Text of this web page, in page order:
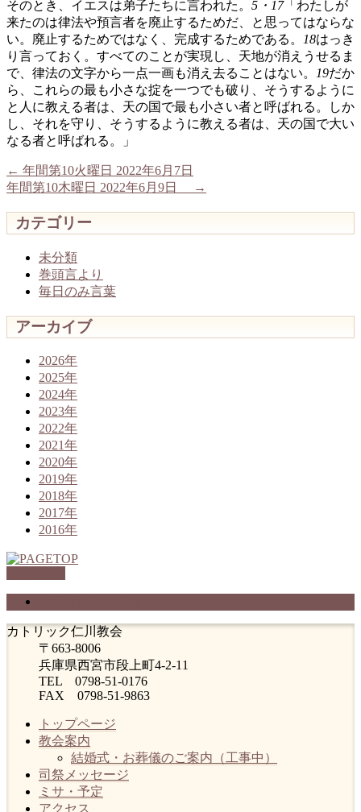
そのとき、イエスは弟子たちに言われた。 5・17「わたしが
来たのは律法や預言者を廃止するためだ、と思ってはならな
い。廃止するためではなく、完成するためである。 18はっき
り言っておく。すべてのことが実現し、天地が消えうせるま
で、律法の文字から一点一画も消え去ることはない。 19だか
ら、これらの最も小さな掟を一つでも破り、そうするように
と人に教える者は、天の国で最も小さい者と呼ばれる。しか
し、それを守り、そうするように教える者は、天の国で大い
なる者と呼ばれる。」
← 年間第10火曜日 2022年6月7日
年間第10木曜日 2022年6月9日
→
カテゴリー
未分類
巻頭言より
毎日のみ言葉
アーカイブ
2026年
2025年
2024年
2023年
2022年
2021年
2020年
2019年
2018年
2017年
2016年
カトリック仁川教会
〒663-8006
兵庫県西宮市段上町4-2-11
TEL 0798-51-0176
FAX 0798-51-9863
トップページ
教会案内
結婚式・お葬儀のご案内（工事中）
司祭メッセージ
ミサ・予定
アクセス